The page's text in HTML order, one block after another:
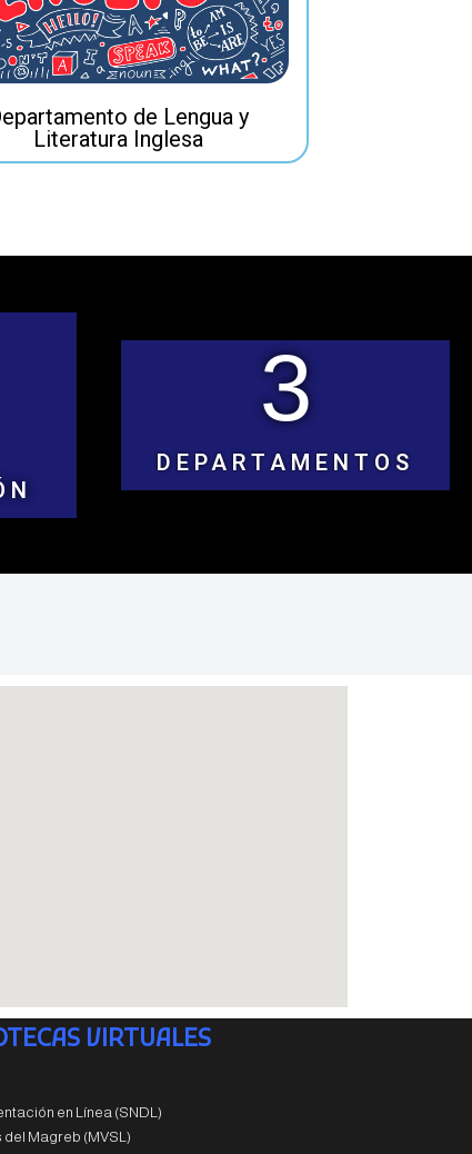
de Lengua y
Literatura Inglesa
3
DEPARTAMENTOS
VIRTUALES
en Línea (SNDL)
Magreb (MVSL)